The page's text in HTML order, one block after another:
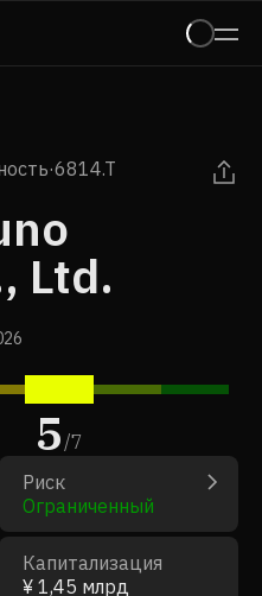
·6814.T
Ltd.
5/7
Риск
Ограниченный
Капитализация
¥ 1,45 млрд